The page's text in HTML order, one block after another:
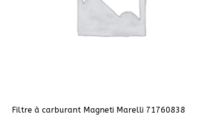
la
page
du
Filtre à carburant Magneti Marelli 71760838